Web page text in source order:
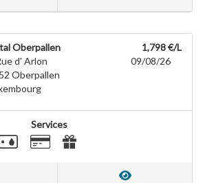
Oberpallen
d' Arlon
Oberpallen
1,798 €/L
09/08/26
Services